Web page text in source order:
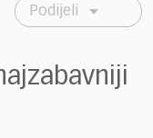
Podijeli